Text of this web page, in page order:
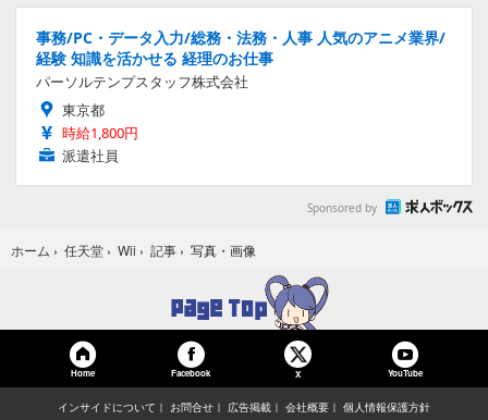
事務/PC・データ入力/総務・法務・人事 人気のアニメ業界/
経験 知識を活かせる 経理のお仕事
パーソルテンプスタッフ株式会社
東京都
時給1,800円
派遣社員
Sponsored by
ホーム › 任天堂 › Wii › 記事 › 写真・画像
Home Facebook X YouTube
インサイドについて お問合せ 広告掲載 会社概要 個人情報保護方針